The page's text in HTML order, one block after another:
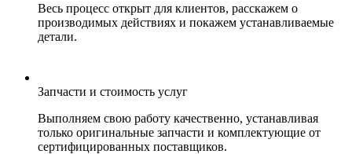
Весь процесс открыт для клиентов, расскажем о
производимых действиях и покажем устанавливаемые
детали.
Запчасти и стоимость услуг
Выполняем свою работу качественно, устанавливая
только оригинальные запчасти и комплектующие от
сертифицированных поставщиков.